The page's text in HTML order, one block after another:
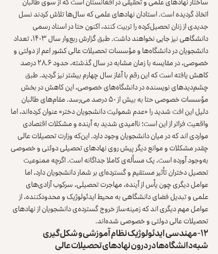
اتخاذ گردیده است. استادان نهادهای علمی که سال‌ها تلاش کردند نسل
جدیدی از زنان تحصیل‌کرده را تربیت کنند، اکنون حتا در اسناد رسمی
دانشگاهی نیز جایی نخواهند داشت. طبق گزارش ربع‌وار سال ۱۴۰۳، تعداد
دانشجویان در دانشگاه‌ها و مؤسسات تحصیلات عالی کشور اعم از دولتی و
خصوصی، در مقایسه با زمان مشابه در سال گذشته، حدود ۲۸.۶ درصد
کاهش یافته است که این رقم با آغاز سال چهارم بیشتر نیز گردید. طبق
چشم‌دیدهای نویسنده در دانشگاه‌های خصوصی، این کاهش در بخش
مؤسسات خصوصی حتا به بیش از ۵۰ درصد می‌رسد. مقام‌های طالبان
دلیل این افت شدید را «عدم شمولیت دانشجویان دختر» عنوان کرده‌اند، اما
واقعیت فراتر از این است؛ ناامیدی شدید به آینده و مشکلات اقتصادی
مواردی اند که در میان دانشجویان وجود دارد. این‌که وزارت تحصیلات عالی
چقدر مشکلات و موانع دیگر پیش روی نهادهای تحصیلی دولتی و خصوصی
به‌وجود آورده است، یک مسأله‌ی کاملا جداگانه است. اگرچه ممنوعیت
تحصیل دختران تأثیر مستقیم و گسترده‌ای بر شمار دانشجویان دارد، اما
عوامل دیگری چون یأس از آینده، مهاجرت تحصیلی، سرکوب آزادی‌های
علمی و تبدیل فضای دانشگاهی به محیط ایدئولوژیک و محدودکننده، از
عوامل مهم دیگری ‌اند که زمینه‌ساز خروج گسترده‌ی دانشجویان از نهادهای
تحصیلات عالی دولتی و خصوصی شده‌‌اند.
۱۲- مهندسی ایدئولوژیک نظام آموزشی و شکل‌گیری
شبه‌‌دانشگاه‌ها در درون نهادهای تحصیلات عالی